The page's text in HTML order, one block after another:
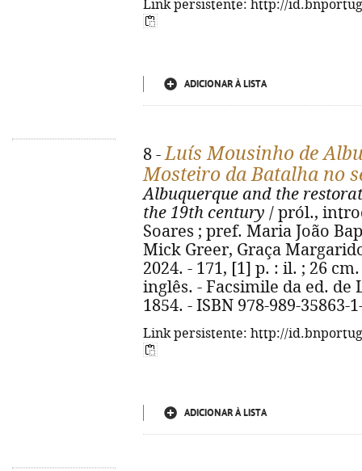
Link persistente: http://
ADICIONAR À LISTA
8 -Luís Mousinho de
Mosteiro da Batalha no
Albuquerque and the
the 19th century / pról.,
Soares ; pref. Maria João
Mick Greer, Graça
2024. - 171, [1] p. : il. ; 26
inglês. - Facsimile da ed.
1854. - ISBN 978-989-35863-
Link persistente: http://
ADICIONAR À LISTA